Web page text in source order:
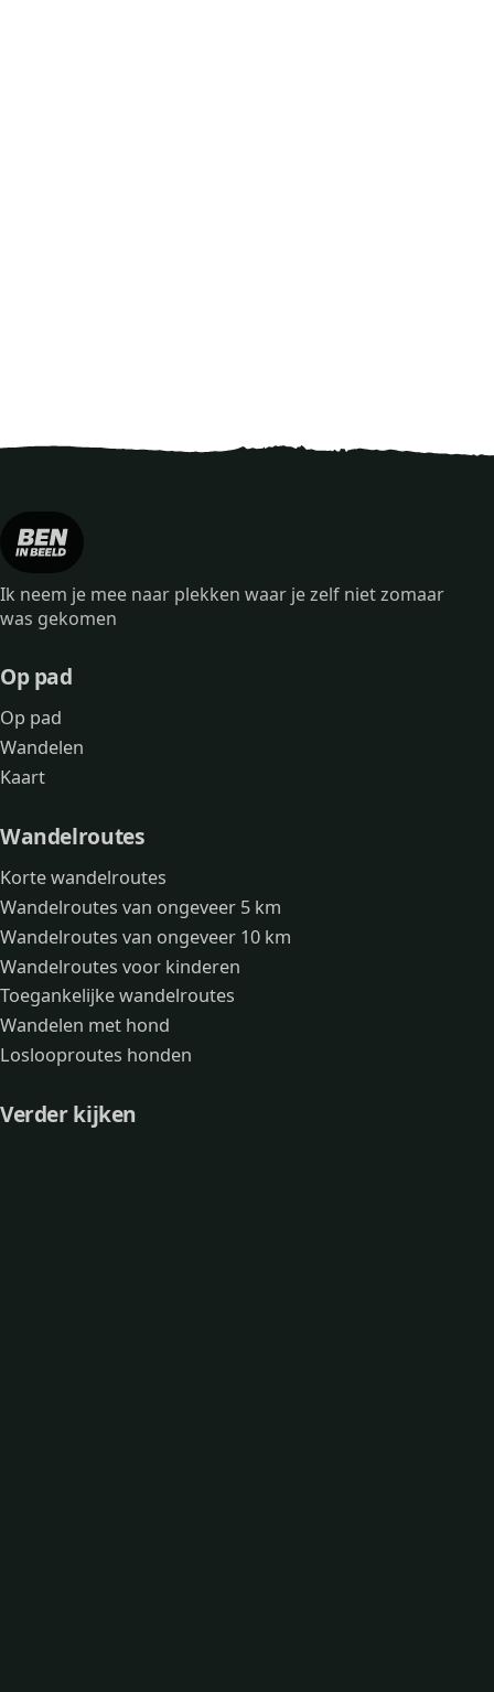
Ik neem je mee naar plekken waar je zelf niet zomaar
was gekomen
Op pad
Op pad
Wandelen
Kaart
Wandelroutes
Korte wandelroutes
Wandelroutes van ongeveer 5 km
Wandelroutes van ongeveer 10 km
Wandelroutes voor kinderen
Toegankelijke wandelroutes
Wandelen met hond
Loslooproutes honden
Verder kijken